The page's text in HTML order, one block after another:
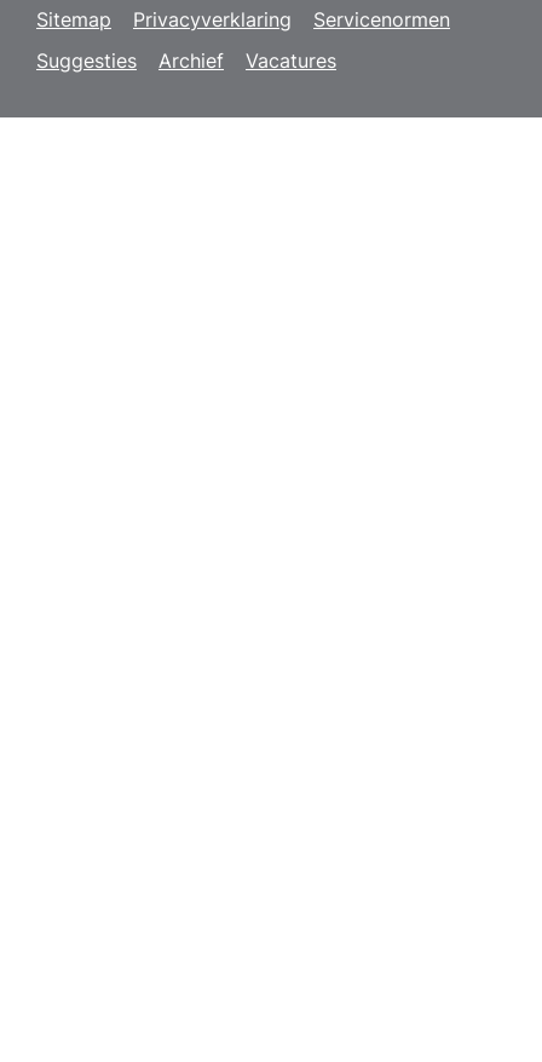
Sitemap Privacyverklaring
Servicenormen
Suggesties
Archief Vacatures